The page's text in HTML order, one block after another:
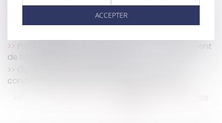
Installation d'un dispositif informatique pour le
contrôle de l'activité des salariés : la consultation du
Preuve des heures supplémentaires : changement
de terminologie pour le salarié
Contestation du refus de prise en charge :
conditions de l’obligation d’expertise médicale
<< 255
ACCEPTER